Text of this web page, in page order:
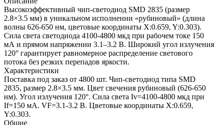
Высокоэффективный чип-светодиод SMD 2835 (размер
2.8×3.5 мм) в уникальном исполнении «рубиновый» (длина
волны 626-650 нм, цветовые координаты X:0.659, Y:0.303).
Сила света светодиода 4100-4800 мкд при рабочем токе 150
мА и прямом напряжении 3.1–3.2 В. Широкий угол излучения
120° гарантирует равномерное распределение светового
потока без резких перепадов яркости.
Характеристики
Поставка под заказ от 4800 шт. Чип-светодиод типа SMD
2835, размер 2.8×3.5 мм. Цвет свечения рубиновый (626-650
нм). Угол излучения 120°. Сила света Iv=4100-4800 мкд при
If=150 мА. VF=3.1-3.2 В. Цветовые координаты X:0.659,
Y:0.303.
Общие